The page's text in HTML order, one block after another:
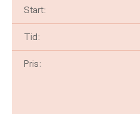
Start:
Tid:
Pris: